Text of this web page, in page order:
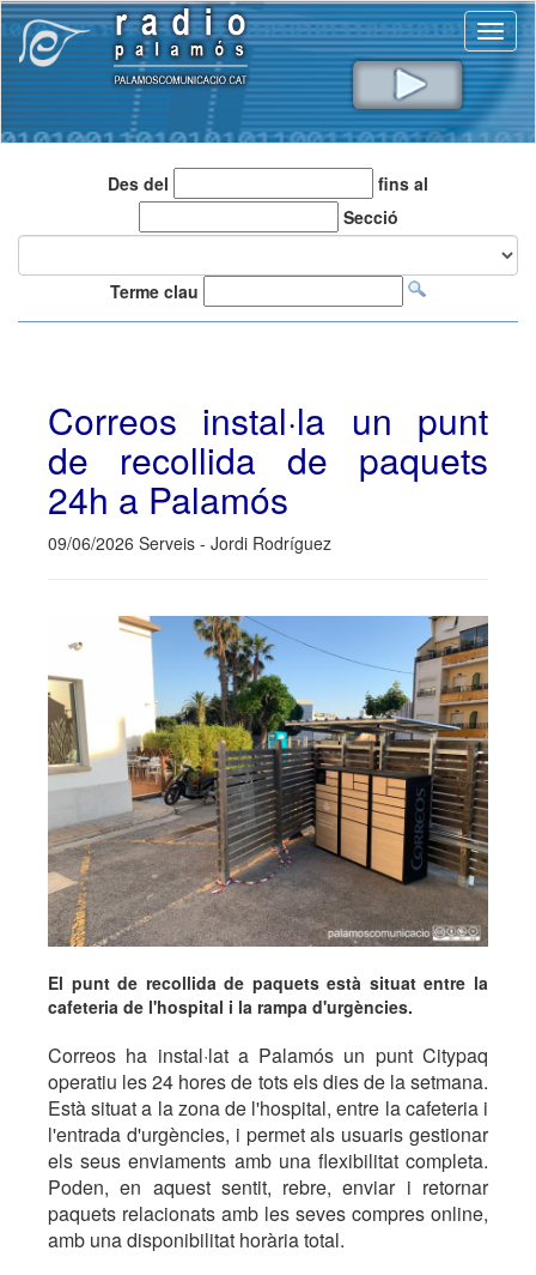
Des del
fins al
Secció
Terme clau
Correos instal·la un punt
de recollida de paquets
24h a Palamós
09/06/2026 Serveis - Jordi Rodríguez
El punt de recollida de paquets està situat entre la
cafeteria de l'hospital i la rampa d'urgències.
Correos ha instal·lat a Palamós un punt Citypaq
operatiu les 24 hores de tots els dies de la setmana.
Està situat a la zona de l'hospital, entre la cafeteria i
l'entrada d'urgències, i permet als usuaris gestionar
els seus enviaments amb una flexibilitat completa.
Poden, en aquest sentit, rebre, enviar i retornar
paquets relacionats amb les seves compres online,
amb una disponibilitat horària total.